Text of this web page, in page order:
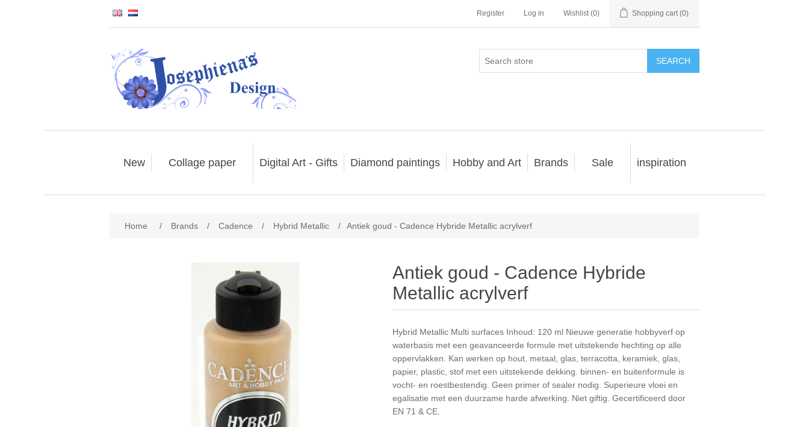
Register Log in Wishlist (0) Shopping cart (0)
SEARCH
New Collage paper Digital Art - Gifts Diamond paintings Hobby and Art Brands Sale inspiration
Home / Brands / Cadence / Hybrid Metallic / Antiek goud - Cadence Hybride Metallic acrylverf
Antiek goud - Cadence Hybride
Metallic acrylverf
Hybrid Metallic Multi surfaces Inhoud: 120 ml Nieuwe generatie hobbyverf op
waterbasis met een geavanceerde formule met uitstekende hechting op alle
oppervlakken. Kan werken op hout, metaal, glas, terracotta, keramiek, glas,
papier, plastic, stof met een uitstekende dekking. binnen- en buitenformule is
vocht- en roestbestendig. Geen primer of sealer nodig. Superieure vloei en
egalisatie met een duurzame harde afwerking. Niet giftig. Gecertificeerd door
EN 71 & CE.